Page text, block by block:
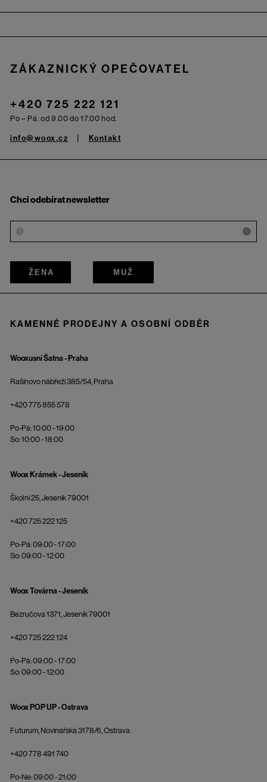
ZÁKAZNICKÝ OPEČOVATEL
+420 725 222 121
Po – Pá: od 9.00 do 17.00 hod.
info@woox.cz Kontakt
Chci odebírat newsletter
i
ŽENA MUŽ
KAMENNÉ PRODEJNY A OSOBNÍ ODBĚR
Wooxusní Šatna - Praha
Rašínovo nábřeží 385/54, Praha
+420 775 855 578
Po-Pá: 10:00 - 19:00
So: 10:00 - 18:00
Woox Krámek - Jeseník
Školní 25, Jeseník 79001
+420 725 222 125
Po-Pá: 09:00 - 17:00
So: 09:00 - 12:00
Woox Továrna - Jeseník
Bezručova 1371, Jeseník 79001
+420 725 222 124
Po-Pá: 09:00 - 17:00
So: 09:00 - 12:00
Woox POP UP - Ostrava
Futurum, Novinářská 3178/6, Ostrava
+420 778 491 740
Po-Ne: 09:00 - 21:00